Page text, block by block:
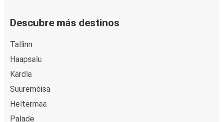
Descubre más destinos
Tallinn
Haapsalu
Kärdla
Suuremõisa
Heltermaa
Palade